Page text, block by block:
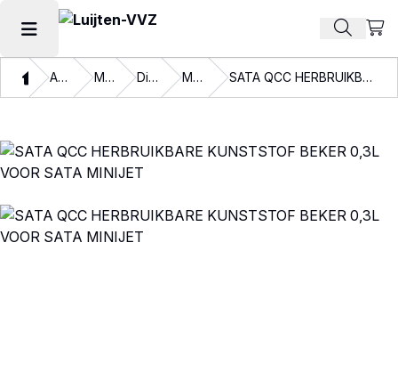
Hoofdmenu openen Zoek
ThuisAssortiment Materialen Disposables Mengbekers SATA QCC HERBRUIKBARE KUNSTSTOF BEKER 0,3L VOOR SATA MINIJET